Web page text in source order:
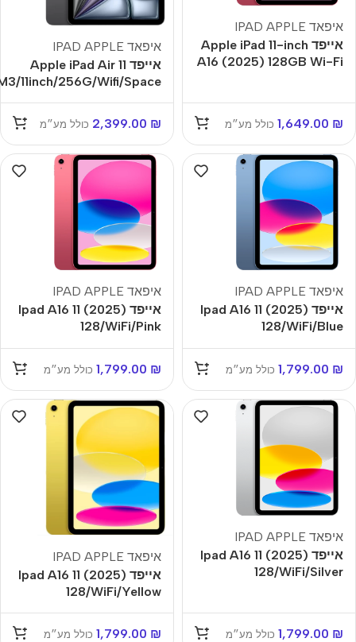
איפאד IPAD APPLE
אייפד Apple iPad 11-inch
A16 (2025) 128GB Wi-Fi
1,649.00 ₪ כולל מע״מ
איפאד IPAD APPLE
אייפד Apple iPad Air 11
11inch/256G/Wifi/Space
2,399.00 ₪ כולל מע״מ
איפאד IPAD APPLE
אייפד Ipad A16 11 (2025)
128/WiFi/Blue
1,799.00 ₪ כולל מע״מ
איפאד IPAD APPLE
אייפד Ipad A16 11 (2025)
128/WiFi/Pink
1,799.00 ₪ כולל מע״מ
איפאד IPAD APPLE
אייפד Ipad A16 11 (2025)
128/WiFi/Silver
1,799.00 ₪ כולל מע״מ
איפאד IPAD APPLE
אייפד Ipad A16 11 (2025)
128/WiFi/Yellow
1,799.00 ₪ כולל מע״מ